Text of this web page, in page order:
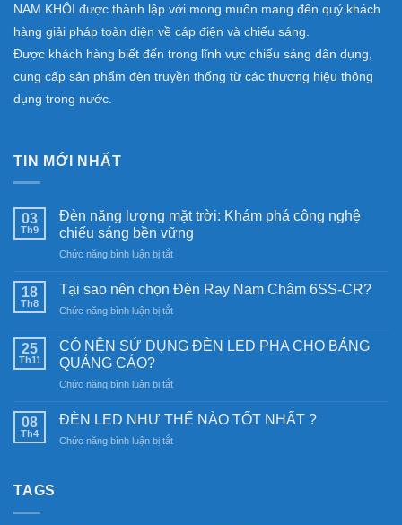
NAM KHÔI được thành lập với mong muốn mang đến quý khách
hàng giải pháp toàn diện về cáp điện và chiếu sáng.
Được khách hàng biết đến trong lĩnh vực chiếu sáng dân dụng,
cung cấp sản phẩm đèn truyền thống từ các thương hiệu thông
dụng trong nước.
TIN MỚI NHẤT
03
Th9
Đèn năng lượng mặt trời: Khám phá công nghệ
chiếu sáng bền vững
Chức năng bình luận bị tắtở
năng
mặt
Khám
nghệ
sáng
18
Th8
Tại sao nên chọn Đèn Ray Nam Châm 6SS-CR?
Chức năng bình luận bị tắtở
sao
Đèn
Nam
6SS-
25
Th11
CÓ NÊN SỬ DỤNG ĐÈN LED PHA CHO BẢNG
QUẢNG CÁO?
Chức năng bình luận bị tắtở
NÊN
DỤNG
08
Th4
ĐÈN LED NHƯ THẾ NÀO TỐT NHẤT ?
Chức năng bình luận bị tắtở
TAGS